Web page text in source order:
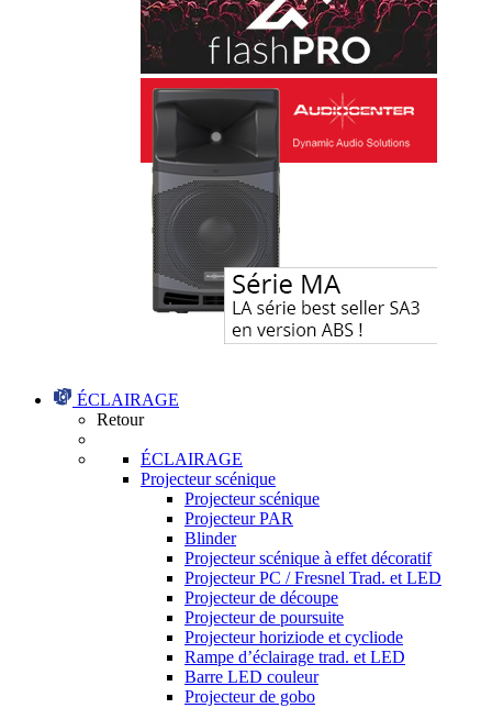
ÉCLAIRAGE
Retour
ÉCLAIRAGE
Projecteur scénique
Projecteur scénique
Projecteur PAR
Blinder
Projecteur scénique à effet décoratif
Projecteur PC / Fresnel Trad. et LED
Projecteur de découpe
Projecteur de poursuite
Projecteur horiziode et cycliode
Rampe d’éclairage trad. et LED
Barre LED couleur
Projecteur de gobo